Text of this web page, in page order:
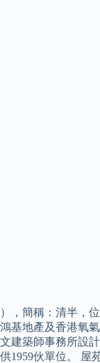
），簡稱：清半，
鴻基地產及香港氧
文建築師事務所設
供1959伙單位。 屋